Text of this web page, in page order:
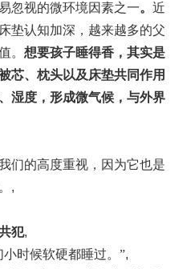
忽视的微环境因素之一。 近
垫认知加深，越来越多的父
。 想要孩子睡得香，其实是
芯、枕头以及床垫共同作用
湿度，形成微气候，与外界
们的高度重视，因为它也是
,
犯,
时候软硬都睡过。”,